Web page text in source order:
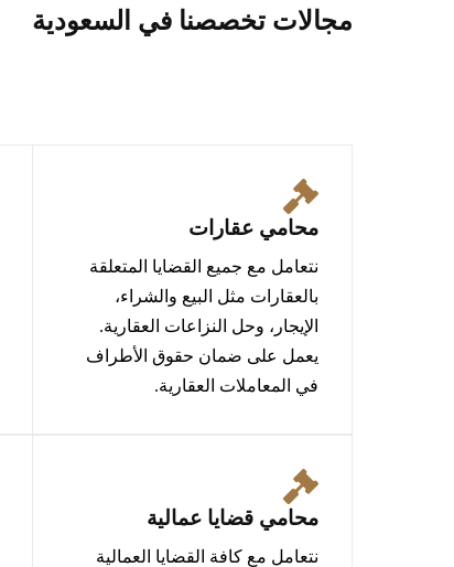
مجالات تخصصنا في السعودية
محامي عقارات
نتعامل مع جميع القضايا المتعلقة
بالعقارات مثل البيع والشراء،
الإيجار، وحل النزاعات العقارية.
يعمل على ضمان حقوق الأطراف
في المعاملات العقارية.
محامي قضايا عمالية
نتعامل مع كافة القضايا العمالية